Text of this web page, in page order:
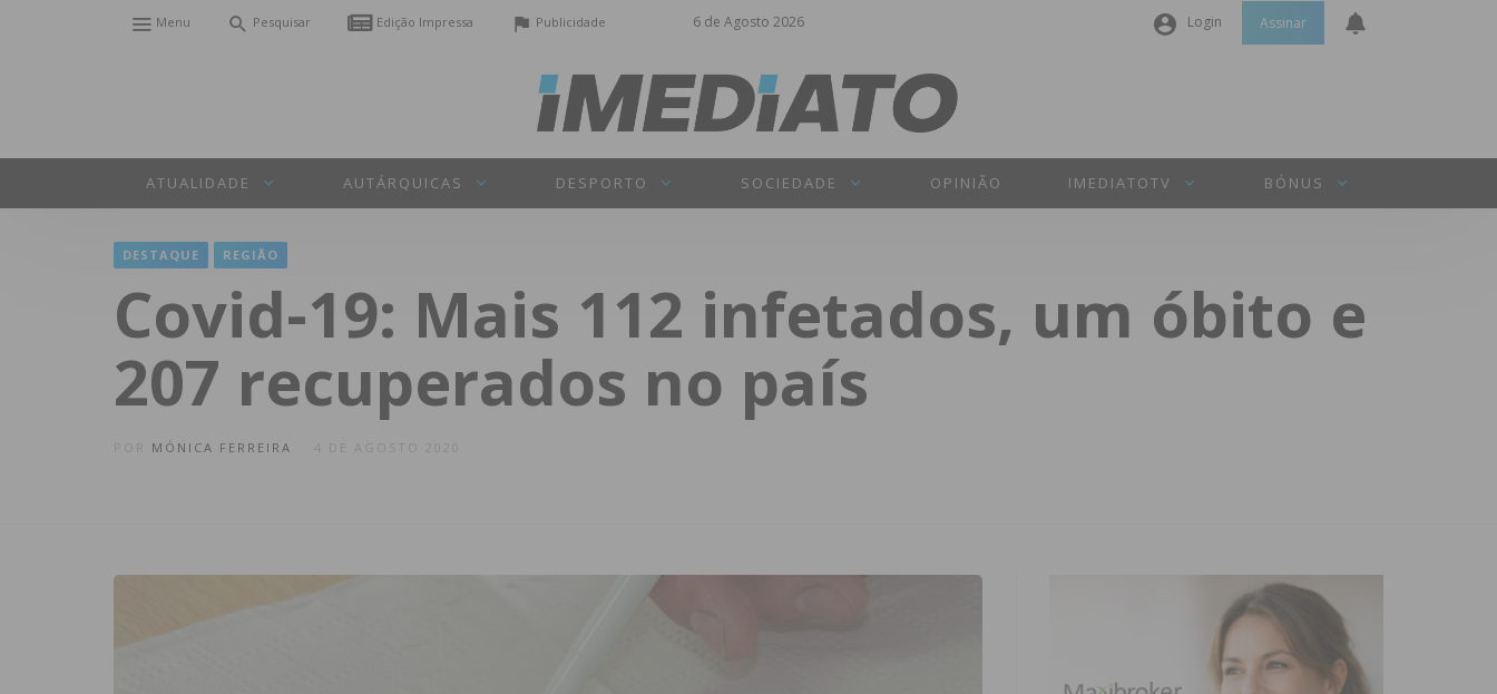
6 de Agosto 2026
Menu Pesquisar Edição Impressa Publicidade Login
Senha
INICIAR SESSÃO
Assinar
ATUALIDADE AUTÁRQUICAS DESPORTO SOCIEDADE OPINIÃO IMEDIATOTV BÓNUS
DESTAQUE REGIÃO
Covid-19: Mais 112 infetados, um óbito e
207 recuperados no país
MÓNICA FERREIRA 4 DE AGOSTO 2020